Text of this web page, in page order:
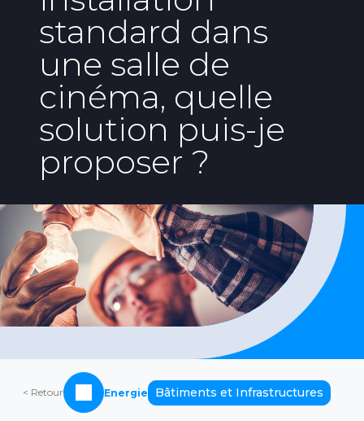
standard dans
une salle de
cinéma, quelle
solution puis-je
proposer ?
< Retour Energie Bâtiments et Infrastructures